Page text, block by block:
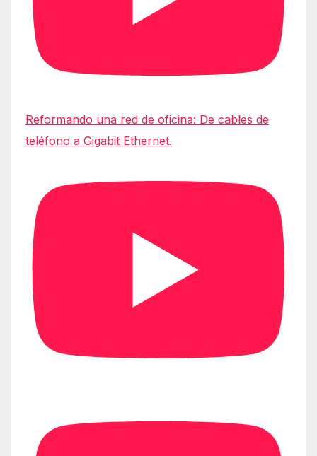
Reformando una red de oficina: De cables de
teléfono a Gigabit Ethernet.